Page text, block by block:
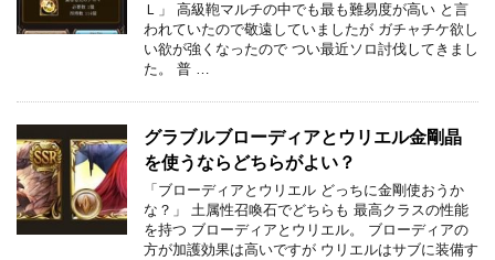
Ｌ」 高級鞄マルチの中でも最も難易度が高い と言
われていたので敬遠していましたが ガチャチケ欲し
い欲が強くなったので つい最近ソロ討伐してきまし
た。 普 …
グラブルブローディアとウリエル金剛晶
を使うならどちらがよい？
「ブローディアとウリエル どっちに金剛使おうか
な？」 土属性召喚石でどちらも 最高クラスの性能
を持つ ブローディアとウリエル。 ブローディアの
方が加護効果は高いですが ウリエルはサブに装備す